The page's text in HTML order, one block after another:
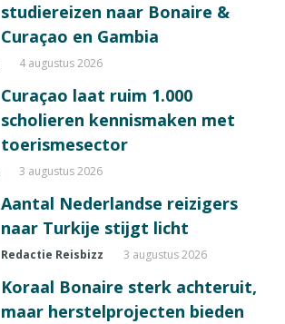
studiereizen naar Bonaire &
Curaçao en Gambia
4 augustus 2026
Curaçao laat ruim 1.000
scholieren kennismaken met
toerismesector
3 augustus 2026
Aantal Nederlandse reizigers
naar Turkije stijgt licht
Redactie Reisbizz 3 augustus 2026
Koraal Bonaire sterk achteruit,
maar herstelprojecten bieden